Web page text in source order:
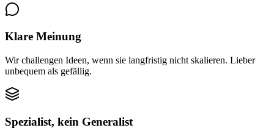
Klare Meinung
Wir challengen Ideen, wenn sie langfristig nicht skalieren. Lieber
unbequem als gefällig.
Spezialist, kein Generalist